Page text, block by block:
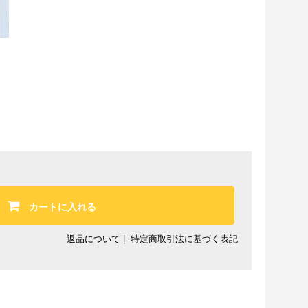
カートに入れる
返品について 特定商取引法に基づく表記